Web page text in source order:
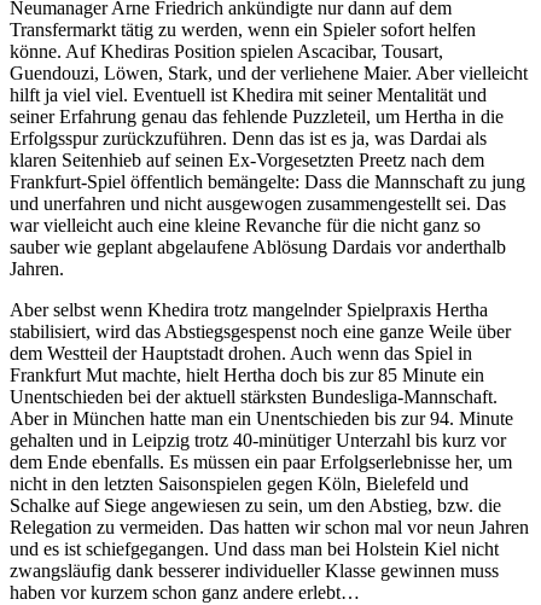
Neumanager Arne Friedrich ankündigte nur dann auf dem
Transfermarkt tätig zu werden, wenn ein Spieler sofort helfen
könne. Auf Khediras Position spielen Ascacibar, Tousart,
Guendouzi, Löwen, Stark, und der verliehene Maier. Aber vielleicht
hilft ja viel viel. Eventuell ist Khedira mit seiner Mentalität und
seiner Erfahrung genau das fehlende Puzzleteil, um Hertha in die
Erfolgsspur zurückzuführen. Denn das ist es ja, was Dardai als
klaren Seitenhieb auf seinen Ex-Vorgesetzten Preetz nach dem
Frankfurt-Spiel öffentlich bemängelte: Dass die Mannschaft zu jung
und unerfahren und nicht ausgewogen zusammengestellt sei. Das
war vielleicht auch eine kleine Revanche für die nicht ganz so
sauber wie geplant abgelaufene Ablösung Dardais vor anderthalb
Jahren.
Aber selbst wenn Khedira trotz mangelnder Spielpraxis Hertha
stabilisiert, wird das Abstiegsgespenst noch eine ganze Weile über
dem Westteil der Hauptstadt drohen. Auch wenn das Spiel in
Frankfurt Mut machte, hielt Hertha doch bis zur 85 Minute ein
Unentschieden bei der aktuell stärksten Bundesliga-Mannschaft.
Aber in München hatte man ein Unentschieden bis zur 94. Minute
gehalten und in Leipzig trotz 40-minütiger Unterzahl bis kurz vor
dem Ende ebenfalls. Es müssen ein paar Erfolgserlebnisse her, um
nicht in den letzten Saisonspielen gegen Köln, Bielefeld und
Schalke auf Siege angewiesen zu sein, um den Abstieg, bzw. die
Relegation zu vermeiden. Das hatten wir schon mal vor neun Jahren
und es ist schiefgegangen. Und dass man bei Holstein Kiel nicht
zwangsläufig dank besserer individueller Klasse gewinnen muss
haben vor kurzem schon ganz andere erlebt…